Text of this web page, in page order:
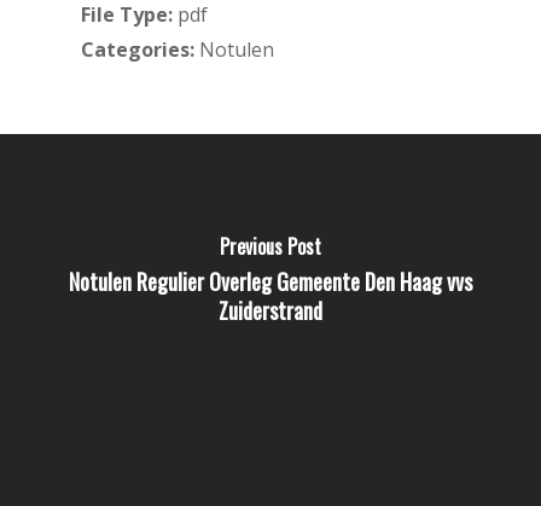
File Type: pdf
Categories: Notulen
Previous Post
Notulen Regulier Overleg Gemeente Den Haag vvs
Zuiderstrand